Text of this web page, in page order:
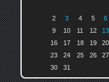
2
3 4 5 6
9
10 11 12 13
16
17 18 19 20
23
24 25 26 27
30
31